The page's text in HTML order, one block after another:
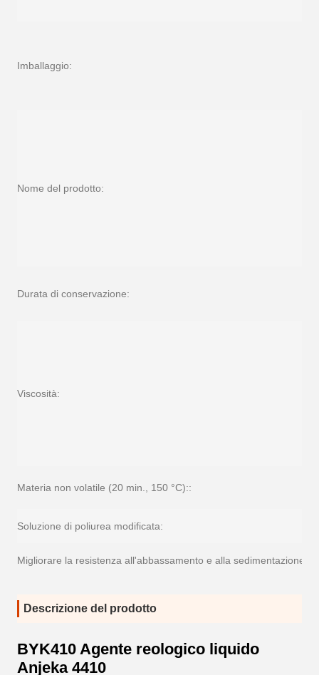
Imballaggio:
Nome del prodotto:
Durata di conservazione:
Viscosità:
Materia non volatile (20 min., 150 °C)::
Soluzione di poliurea modificata:
Migliorare la resistenza all'abbassamento e alla sedimentazione.:
Descrizione del prodotto
BYK410 Agente reologico liquido
Anjeka 4410